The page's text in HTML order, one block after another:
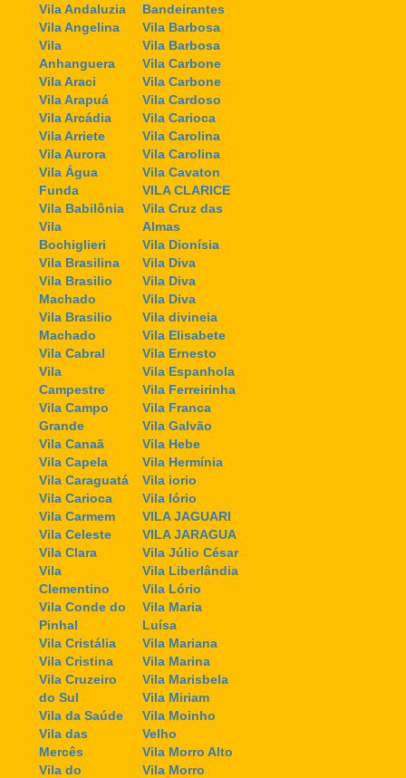
Vila Andaluzia
Vila Angelina
Vila
Anhanguera
Vila Araci
Vila Arapuá
Vila Arcádia
Vila Arriete
Vila Aurora
Vila Água
Funda
Vila Babilônia
Vila
Bochiglieri
Vila Brasilina
Vila Brasilio
Machado
Vila Brasilio
Machado
Vila Cabral
Vila
Campestre
Vila Campo
Grande
Vila Canaã
Vila Capela
Vila Caraguatá
Vila Carioca
Vila Carmem
Vila Celeste
Vila Clara
Vila
Clementino
Vila Conde do
Pinhal
Vila Cristália
Vila Cristina
Vila Cruzeiro
do Sul
Vila da Saúde
Vila das
Mercês
Vila do
Bandeirantes
Vila Barbosa
Vila Barbosa
Vila Carbone
Vila Carbone
Vila Cardoso
Vila Carioca
Vila Carolina
Vila Carolina
Vila Cavaton
VILA CLARICE
Vila Cruz das
Almas
Vila Dionísia
Vila Diva
Vila Diva
Vila Diva
Vila divineia
Vila Elisabete
Vila Ernesto
Vila Espanhola
Vila Ferreirinha
Vila Franca
Vila Galvão
Vila Hebe
Vila Hermínia
Vila iorio
Vila Iório
VILA JAGUARI
VILA JARAGUA
Vila Júlio César
Vila Liberlândia
Vila Lório
Vila Maria
Luísa
Vila Mariana
Vila Marina
Vila Marisbela
Vila Miriam
Vila Moinho
Velho
Vila Morro Alto
Vila Morro